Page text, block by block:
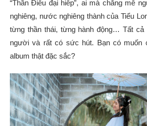
“Thần Điêu đại hiêp”, ai mà chẳng mê
nghiêng, nước nghiêng thành của Tiểu
từng thần thái, từng hành động… Tất cả
người và rất có sức hút. Bạn có muốn
album thật đặc sắc?